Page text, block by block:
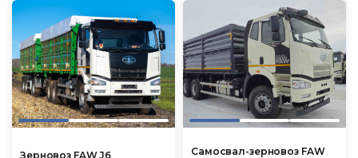
Зерновоз FAW J6
Самосвал-зерновоз FAW